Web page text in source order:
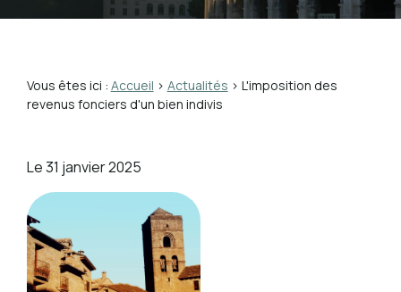
Vous êtes ici : Accueil > Actualités > L'imposition des
revenus fonciers d'un bien indivis
Le31 janvier 2025